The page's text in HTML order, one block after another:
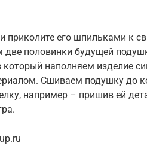
приколите его шпильками к
две половинки будущей
который наполняем изделие
Сшиваем подушку до
например – пришив ей